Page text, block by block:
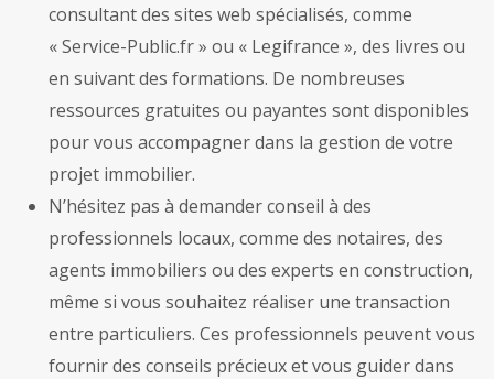
consultant des sites web spécialisés, comme
« Service-Public.fr » ou « Legifrance », des livres ou
en suivant des formations. De nombreuses
ressources gratuites ou payantes sont disponibles
pour vous accompagner dans la gestion de votre
projet immobilier.
N’hésitez pas à demander conseil à des
professionnels locaux, comme des notaires, des
agents immobiliers ou des experts en construction,
même si vous souhaitez réaliser une transaction
entre particuliers. Ces professionnels peuvent vous
fournir des conseils précieux et vous guider dans